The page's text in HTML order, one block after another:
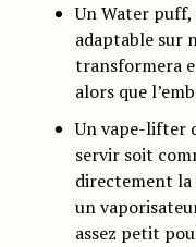
Un Water
adaptable sur
transformera
alors que
Un vape-lifter
servir soit
directement la
un
assez petit